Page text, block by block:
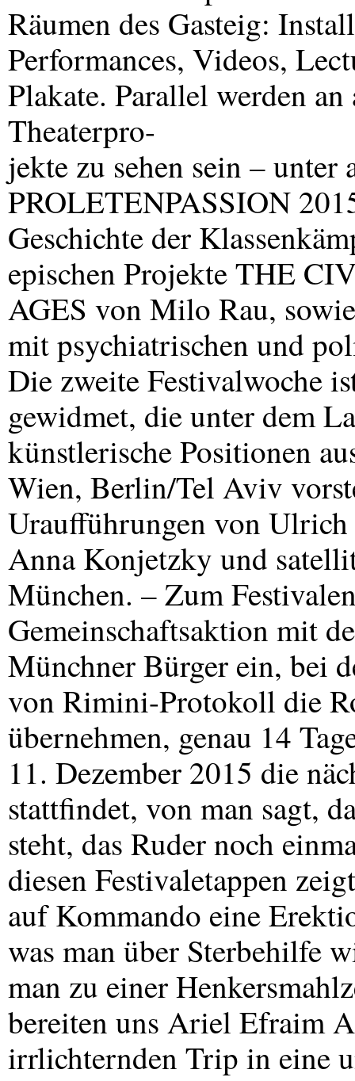
Räumen des Gasteig:
Performances, Videos,
Plakate. Parallel werden
Theaterpro-
jekte zu sehen sein – unter
PROLETENPASSION
Geschichte der
epischen ProjekteTHE
AGES von Milo Rau,
mit psychiatrischen und
Die zweite Festivalwoche
gewidmet, die unter dem
künstlerische Positionen
Wien, Berlin/Tel Aviv
Uraufführungen von
Anna Konjetzky und
München. – Zum
Gemeinschaftsaktion mit
Münchner Bürger ein, bei
von Rimini-Protokoll die
übernehmen, genau 14
11. Dezember 2015 die
stattfindet, von man sagt,
steht, das Ruder noch
diesen Festivaletappen
auf Kommando eine
was man über Sterbehilfe
man zu einer
bereiten uns Ariel Efraim
irrlichternden Trip in eine